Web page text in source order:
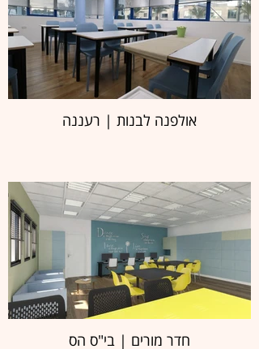
אולפנה לבנות | רעננה
חדר מורים | בי"ס הס